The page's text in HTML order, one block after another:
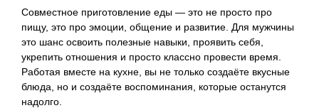
Совместное приготовление еды — это не просто про
пищу, это про эмоции, общение и развитие. Для мужчины
это шанс освоить полезные навыки, проявить себя,
укрепить отношения и просто классно провести время.
Работая вместе на кухне, вы не только создаёте вкусные
блюда, но и создаёте воспоминания, которые останутся
надолго.